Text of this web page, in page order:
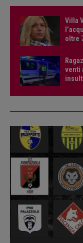
Villa
oltre
venti